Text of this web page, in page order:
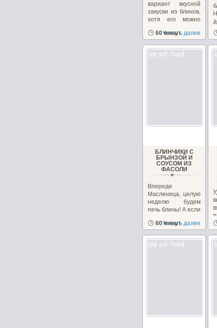
вариант вкусной
закуски из блинов,
хотя его можно
60 минут
Читать далее
БЛИНЧИКИ С
БРЫНЗОЙ И
СОУСОМ ИЗ
ФАСОЛИ
Впереди
Масленица, целую
неделю будем
печь блины! А если
традиционные...
60 минут
Читать далее